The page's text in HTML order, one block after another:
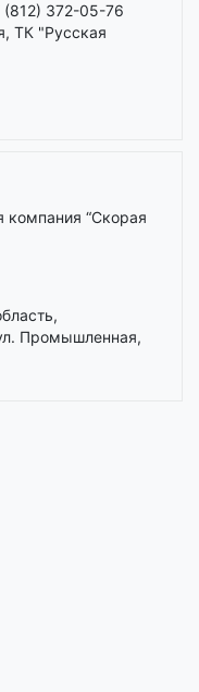
372-05-76
ТК "Русская
“Скорая
Промышленная,